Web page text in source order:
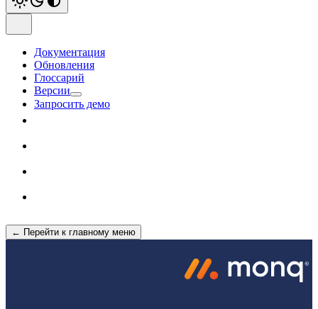
Документация
Обновления
Глоссарий
Версии
Запросить демо
← Перейти к главному меню